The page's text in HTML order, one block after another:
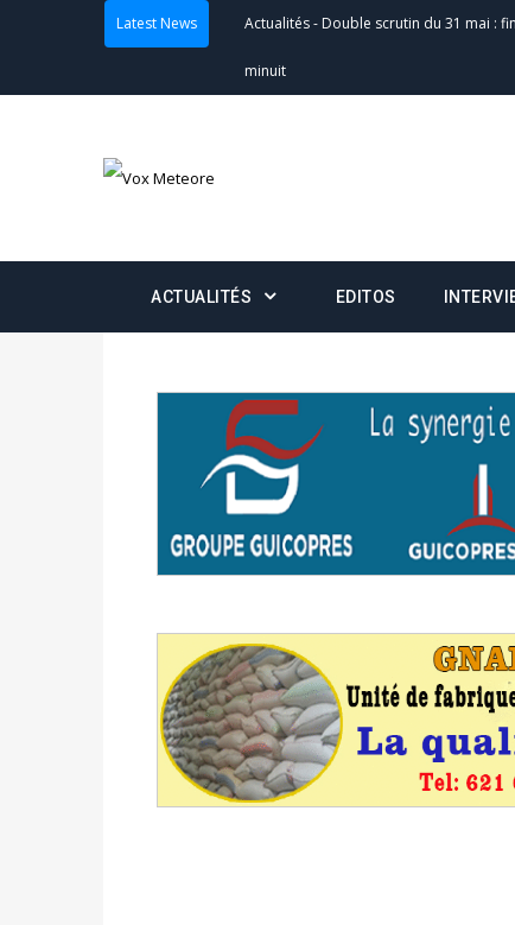
Latest News Actualités- Double scrutin du 31 mai :
minuit
Communiqué relatif à la
Convocation des membres
Centralisation des Votes (CACV) à une
formation
Politique Candidats : désignez vos
Politique Double scrutin du 31 mai :
du 16 au 31 mai 2026
Politique Délégués de bureaux de
avant le 16 mai 2026 à 16h
statistiques des législatives et
Politique-Suite de la publication des
ce 03 juin à 14h
Politique-Suite de la publication des
ACTUALITÉS EDITOS